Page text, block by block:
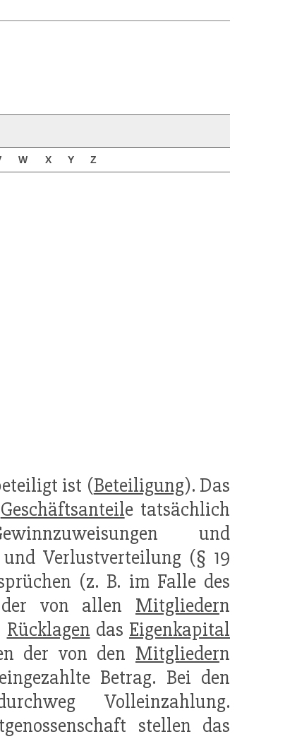
W X Y Z
ist (Beteiligung). Das
Geschäftsanteile tatsächlich
und
Verlustverteilung (§ 19
(z. B. im Falle des
der von allen Mitgliedern
Rücklagen das Eigenkapital
der von den Mitgliedern
Betrag. Bei den
Volleinzahlung.
stellen das